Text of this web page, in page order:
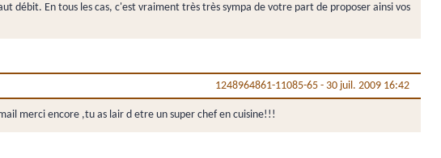
débit. En tous les cas, c'est vraiment très très sympa de votre part de proposer ainsi vos
1248964861-11085-65 - 30 juil. 2009 16:42
merci encore ,tu as lair d etre un super chef en cuisine!!!